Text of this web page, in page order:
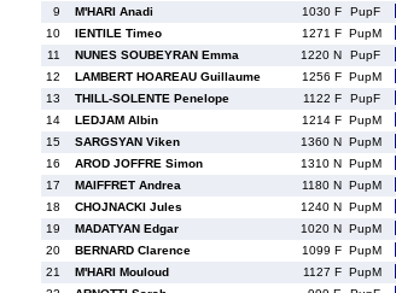
9
M'HARI Anadi 1030 F PupF
10
IENTILE Timeo 1271 F PupM
11
NUNES SOUBEYRAN Emma 1220 N PupF
12
LAMBERT HOAREAU Guillaume 1256 F PupM
13
THILL-SOLENTE Penelope 1122 F PupF
14
LEDJAM Albin 1214 F PupM
15
SARGSYAN Viken 1360 N PupM
16
AROD JOFFRE Simon 1310 N PupM
17
MAIFFRET Andrea 1180 N PupM
18
CHOJNACKI Jules 1240 N PupM
19
MADATYAN Edgar 1020 N PupM
20
BERNARD Clarence 1099 F PupM
21
M'HARI Mouloud 1127 F PupM